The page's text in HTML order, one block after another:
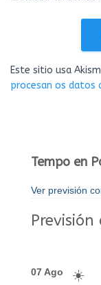
Este sitio usa
procesan os datos
Tempo en
Ver previsión
Previsión
07 Ago